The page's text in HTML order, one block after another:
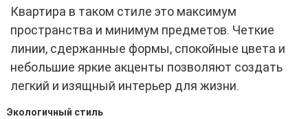
Квартира в таком стиле это максимум
пространства и минимум предметов. Четкие
линии, сдержанные формы, спокойные цвета и
небольшие яркие акценты позволяют создать
легкий и изящный интерьер для жизни.
Экологичный стиль